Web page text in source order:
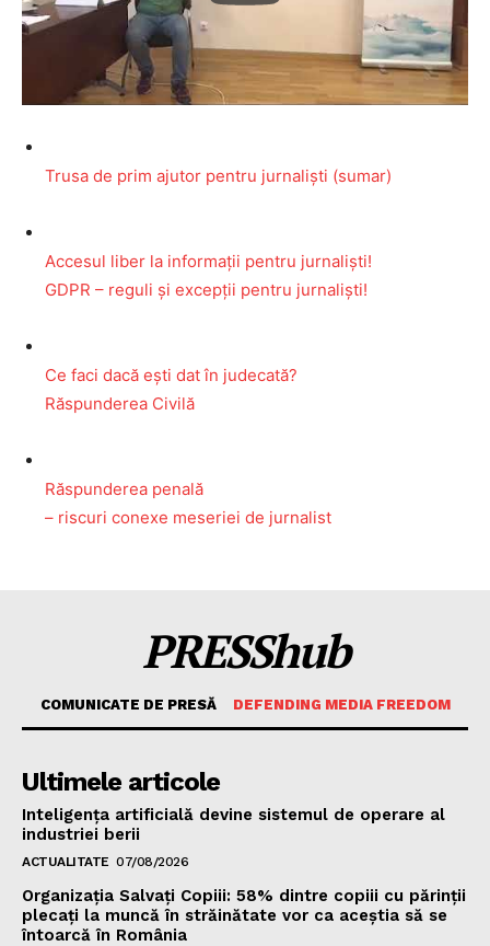
Un proiect
FREEDOM HOUSE ROMÂNIA
PRESShub
Trusa de prim ajutor pentru jurnaliști (sumar)
Accesul liber la informații pentru jurnaliști!
GDPR – reguli și excepții pentru jurnaliști!
Ce faci dacă ești dat în judecată?
Răspunderea Civilă
Răspunderea penală
– riscuri conexe meseriei de jurnalist
PRESShub
COMUNICATE DE PRESĂ DEFENDING MEDIA FREEDOM
Ultimele articole
Inteligența artificială devine sistemul de operare al
industriei berii
ACTUALITATE 07/08/2026
Organizația Salvați Copiii: 58% dintre copiii cu părinții
plecați la muncă în străinătate vor ca aceștia să se
întoarcă în România